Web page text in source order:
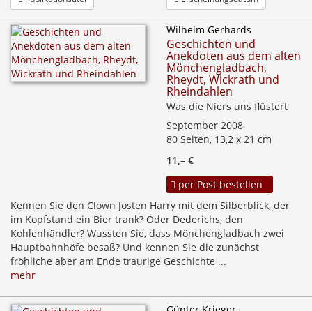
Wilhelm Gerhards
Geschichten und
Anekdoten aus dem alten
Mönchengladbach,
Rheydt, Wickrath und
Rheindahlen
Was die Niers uns flüstert
September 2008
80 Seiten, 13,2 x 21 cm
11,– €
per Post bestellen
Kennen Sie den Clown Josten Harry mit dem Silberblick, der
im Kopfstand ein Bier trank? Oder Dederichs, den
Kohlenhändler? Wussten Sie, dass Mönchengladbach zwei
Hauptbahnhöfe besaß? Und kennen Sie die zunächst
fröhliche aber am Ende traurige Geschichte ...
mehr